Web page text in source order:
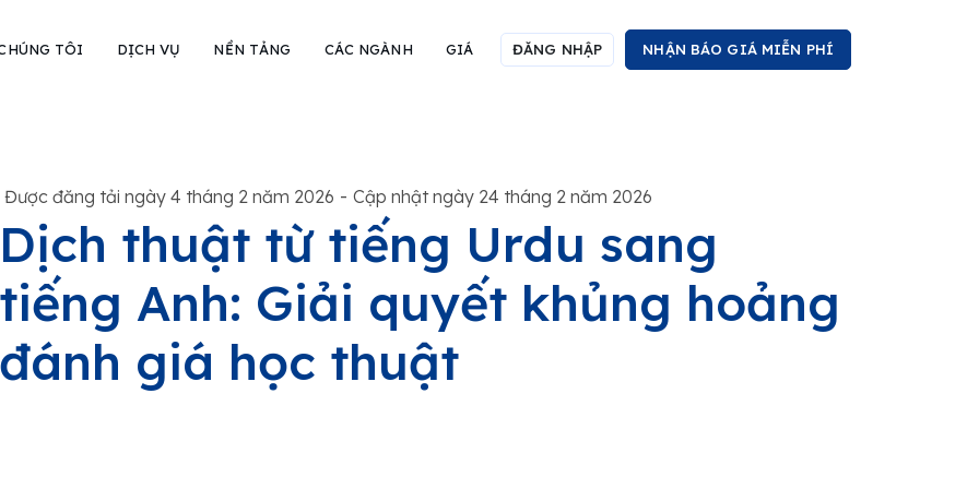
TÔI DỊCH VỤ NỀN TẢNG CÁC NGÀNH GIÁ ĐĂNG NHẬP NHẬN BÁO GIÁ MIỄN PHÍ
Được đăng tải ngày 4 tháng 2 năm 2026 - Cập nhật ngày 24 tháng 2 năm 2026
thuật từ tiếng Urdu sang
Anh: Giải quyết khủng hoảng
giá học thuật